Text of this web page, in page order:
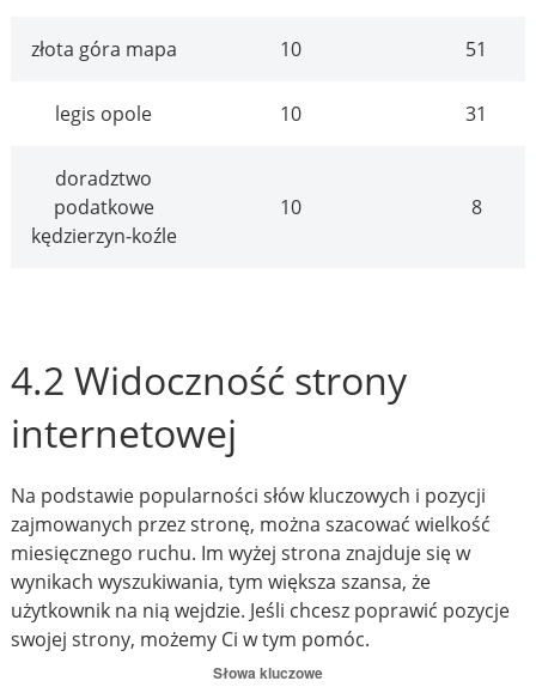
złota góra mapa 10 51
legis opole 10 31
doradztwo
podatkowe
kędzierzyn-koźle
10 8
4.2 Widoczność strony
internetowej
Na podstawie popularności słów kluczowych i pozycji
zajmowanych przez stronę, można szacować wielkość
miesięcznego ruchu. Im wyżej strona znajduje się w
wynikach wyszukiwania, tym większa szansa, że
użytkownik na nią wejdzie. Jeśli chcesz poprawić pozycje
swojej strony, możemy Ci w tym pomóc.